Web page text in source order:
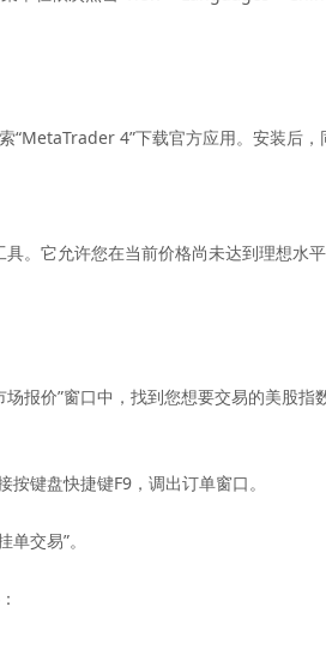
4”下载官方应用。安装后，
它允许您在当前价格尚未达到理想水
价”窗口中，找到您想要交易的美股指
键盘快捷键F9，调出订单窗口。
交易”。